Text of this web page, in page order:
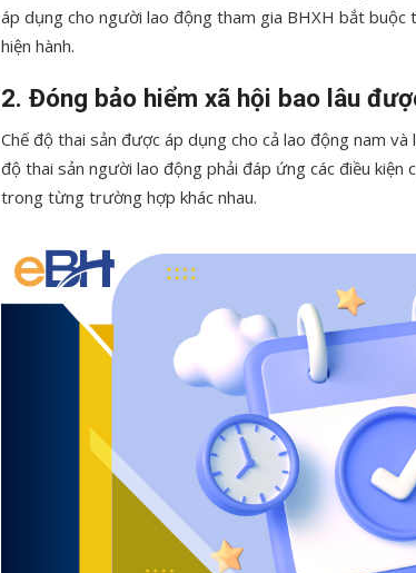
áp dụng cho người lao động tham gia BHXH bắt buộc
hiện hành.
2. Đóng bảo hiểm xã hội bao lâu
Chế độ thai sản được áp dụng cho cả lao động nam
độ thai sản người lao động phải đáp ứng các điều kiện
trong từng trường hợp khác nhau.